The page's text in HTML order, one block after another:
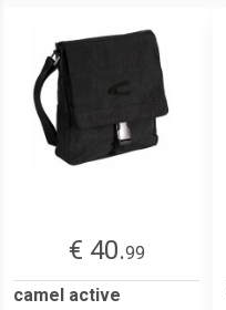
€ 40.99
camel active